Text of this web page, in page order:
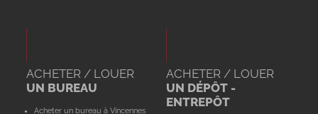
ACHETER / LOUER
UN BUREAU
Acheter un bureau à Vincennes
ACHETER / LOUER
UN DÉPÔT -
ENTREPÔT